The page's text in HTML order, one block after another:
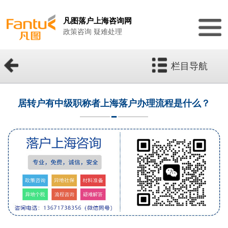
凡图落户上海咨询网
政策咨询 疑难处理
栏目导航
居转户有中级职称者上海落户办理流程是什么？